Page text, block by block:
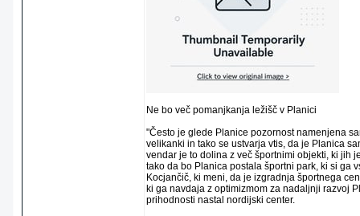
Ne bo več pomanjkanja ležišč v Planici
"Često je glede Planice pozornost namenjena
velikanki in tako se ustvarja vtis, da je Planica
vendar je to dolina z več športnimi objekti, ki jih
tako da bo Planica postala športni park, ki si ga
Kocjančič, ki meni, da je izgradnja športnega
ki ga navdaja z optimizmom za nadaljnji razvoj
prihodnosti nastal nordijski center.